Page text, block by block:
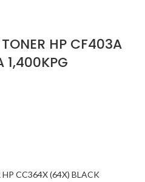
HP CF403A
1,400KPG